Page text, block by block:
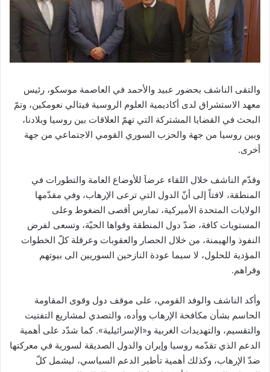
والتقى الناشف بحضور عبيد والأحمد في العاصمة موسكو، رئيس
معهد الاستشراق لدى أكاديمية العلوم الروسية فيتالي نعومكين، وتمّ
البحث في القضايا المشتركة التي تهمّ العلاقات بين روسيا وبلادنا،
وبين روسيا من جهة والحزب السوري القومي الاجتماعي من جهة
أخرى.
وقدّم الناشف خلال اللقاء عرضاَ للأوضاع العامة والتطورات في
المنطقة، لافتاً إلى أنّ الدول التي ترعى الإرهاب، وفي مقدّمها
الولايات المتحدة الأميركية، تمارس أقصى الضغوط وعلى
المستويات كافة، ضدّ دول المنطقة وقواها الحيّة، وتسعى لفرض
النفوذ والهيمنة، من خلال الحصار والعقوبات وعرقلة كلّ الخطوات
المؤدية للحلول، لا سيما عودة النازحين السوريين الى بيوتهم
وقراهم.
وأكد الناشف والوفد القومي، على موقف دول وقوى المقاومة
الحاسم بشأن مكافحة الإرهاب ووأده، والتصدي لمشاريع التفتيت
والتقسيم، والتهديدات الغربية و«الإسرائيلية». كما شدّد على أهمية
الدعم الذي تقدّمه روسيا وإيران والدول الصديقة لسورية في معركتها
ضدّ الإرهاب، وكذلك أهمية تأطير الدعم السياسي، ليشمل كلّ